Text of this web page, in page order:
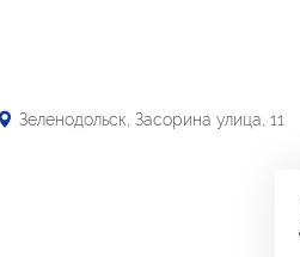
Зеленодольск, Засорина улица, 11